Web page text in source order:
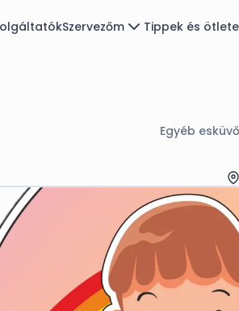
Szervezőm Tippek és
Egyéb